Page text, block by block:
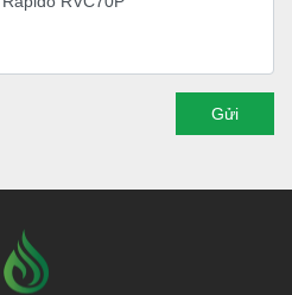
Gửi